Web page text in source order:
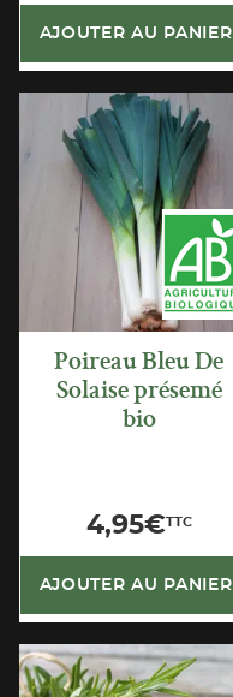
AJOUTER AU PANIER
Poireau Bleu De
Solaise présemé
bio
4,95€TTC
AJOUTER AU PANIER
APERÇU
RAPIDE